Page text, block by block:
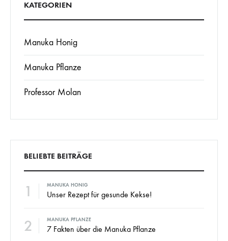
KATEGORIEN
Manuka Honig
Manuka Pflanze
Professor Molan
BELIEBTE BEITRÄGE
1 MANUKA HONIG
Unser Rezept für gesunde Kekse!
2 MANUKA PFLANZE
7 Fakten über die Manuka Pflanze